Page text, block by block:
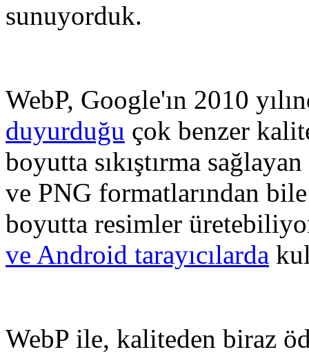
sunuyorduk.
WebP, Google'ın 2010
duyurduğu çok benzer
boyutta sıkıştırma
ve PNG formatlarından
boyutta resimler
ve Android tarayıcılarda
WebP ile, kaliteden biraz